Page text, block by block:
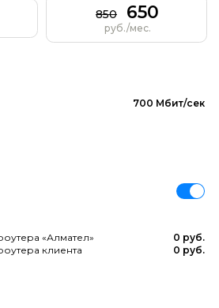
850 650
руб./мес.
700 Мбит/сек
«Алмател»
0 руб.
клиента
0 руб.